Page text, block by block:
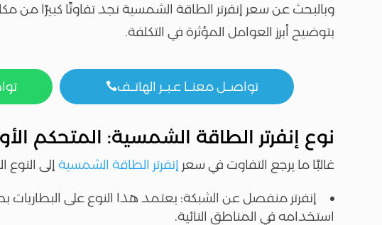
وبالبحث عن سعر إنفرتر الطاقة الشمسية نجد تفاوتًا كبيرًا من
بتوضيح أبرز العوامل المؤثرة في التكلفة.
تواصــل معنــا عـبــر الهاتــف
نوع إنفرتر الطاقة الشمسية: المتحكم
غالبًا ما يرجع التفاوت في سعر إنفرتر الطاقة الشمسية إلى
إنفرتر منفصل عن الشبكة: يعتمد هذا النوع على البطاريات
استخدامه في المناطق النائية.